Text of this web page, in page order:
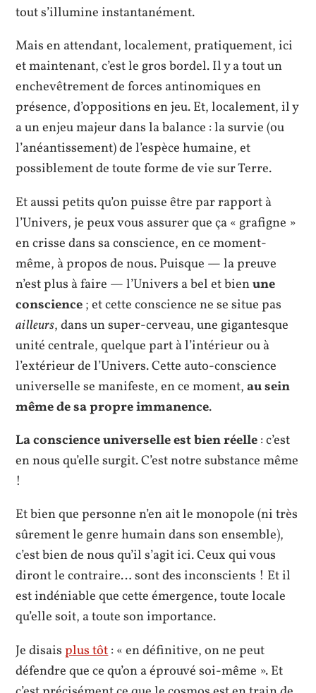
tout s’illumine instantanément.
Mais en attendant, localement, pratiquement, ici
et maintenant, c’est le gros bordel. Il y a tout un
enchevêtrement de forces antinomiques en
présence, d’oppositions en jeu. Et, localement, il y
a un enjeu majeur dans la balance : la survie (ou
l’anéantissement) de l’espèce humaine, et
possiblement de toute forme de vie sur Terre.
Et aussi petits qu’on puisse être par rapport à
l’Univers, je peux vous assurer que ça « grafigne »
en crisse dans sa conscience, en ce moment-
même, à propos de nous. Puisque — la preuve
n’est plus à faire — l’Univers a bel et bienune
conscience; et cette conscience ne se situe pas
ailleurs, dans un super-cerveau, une gigantesque
unité centrale, quelque part à l’intérieur ou à
l’extérieur de l’Univers. Cette auto-conscience
universelle se manifeste, en ce moment,au sein
même de sa propre immanence.
La conscience universelle est bien réelle: c’est
en nous qu’elle surgit. C’est notre substance même
!
Et bien que personne n’en ait le monopole (ni très
sûrement le genre humain dans son ensemble),
c’est bien de nous qu’il s’agit ici. Ceux qui vous
diront le contraire… sont des inconscients ! Et il
est indéniable que cette émergence, toute locale
qu’elle soit, a toute son importance.
Je disaisplus tôt: « en définitive, on ne peut
défendre que ce qu’on a éprouvé soi-même ». Et